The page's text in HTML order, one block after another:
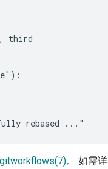
gitworkflows(7)。 如需详